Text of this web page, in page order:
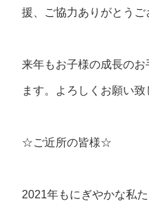
援、ご協力ありがとうご
来年もお子様の成長の
ます。よろしくお願い致
☆ご近所の皆様☆
2021年もにぎやかな私